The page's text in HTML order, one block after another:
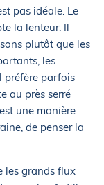
pas idéale. Le
la lenteur. Il
plutôt que les
les
préfère parfois
au près serré
une manière
de penser la
les grands flux